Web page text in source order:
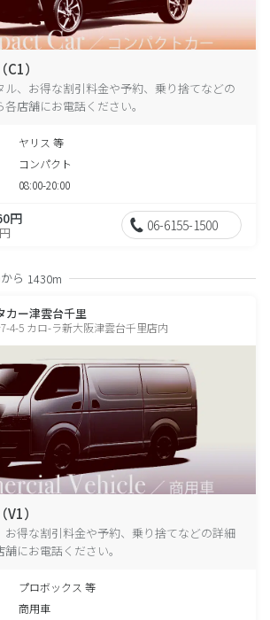
）
ル、お得な割引料金や予約、乗り捨てなどの
店舗にお電話ください。
ヤリス 等
コンパクト
08:00-20:00
円 06-6155-1500
ら 1430m
カー津雲台千里
4-5 カロ-ラ新大阪津雲台千里店内
）
お得な割引料金や予約、乗り捨てなどの詳細
にお電話ください。
プロボックス 等
商用車